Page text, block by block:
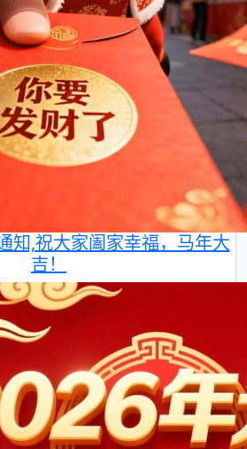
知,祝大家阖家幸福，马年大
吉！